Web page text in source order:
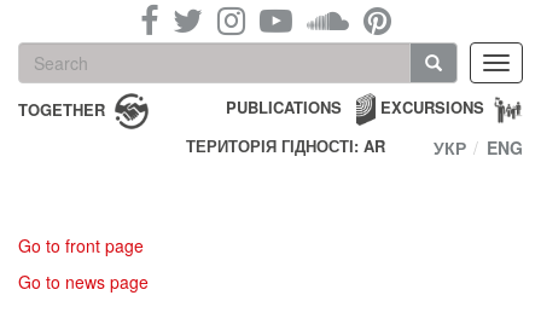
Search
form
Search
TOGETHER EXCURSIONS
PUBLICATIONS
ТЕРИТОРІЯ ГІДНОСТІ: AR
УКР ENG
Go to front page
Go to news page